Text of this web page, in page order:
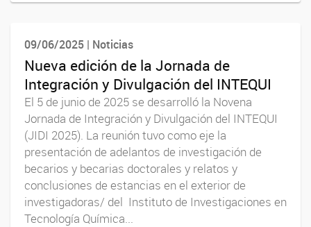
09/06/2025 | Noticias
Nueva edición de la Jornada de
Integración y Divulgación del INTEQUI
El 5 de junio de 2025 se desarrolló la Novena
Jornada de Integración y Divulgación del INTEQUI
(JIDI 2025). La reunión tuvo como eje la
presentación de adelantos de investigación de
becarios y becarias doctorales y relatos y
conclusiones de estancias en el exterior de
investigadoras/ del Instituto de Investigaciones en
Tecnología Química...